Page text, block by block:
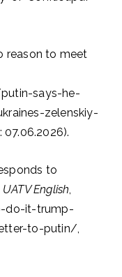
reason to meet
says-he-
zelenskiy-
to
UATV English,
do-it-trump-
to-putin/,